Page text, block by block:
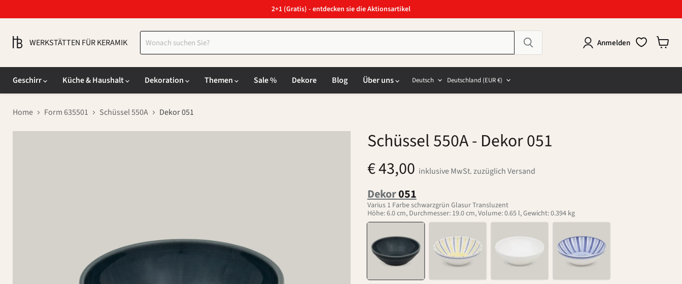
2+1 (Gratis) - entdecken sie die Aktionsartikel
WERKSTÄTTEN FÜR KERAMIK Anmelden
Geschirr
Küche & Haushalt Dekoration Themen Sale % Dekore Blog Über uns Sprache
Deutsch Land
Deutschland (EUR €)
Home Form 635501 Schüssel 550A Dekor 051
Schüssel 550A- Dekor 051
€ 43,00 inklusive MwSt. zuzüglich Versand
Dekor051
Varius 1 Farbe schwarzgrün Glasur Transluzent
Höhe: 6.0 cm, Durchmesser: 19.0 cm, Volume: 0.65 l, Gewicht: 0.394 kg